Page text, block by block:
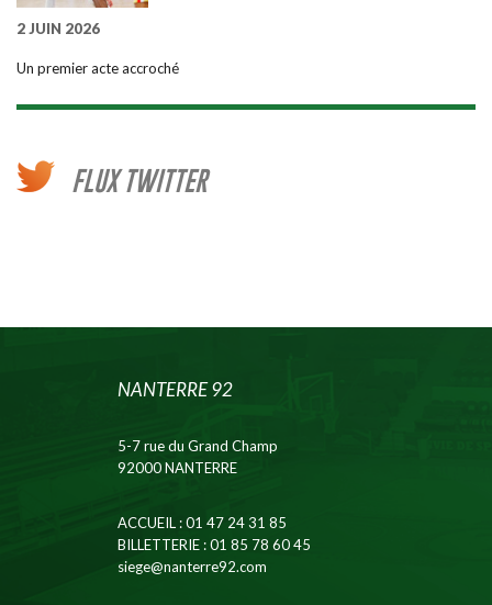
2 JUIN 2026
Un premier acte accroché
FLUX TWITTER
NANTERRE 92
5-7 rue du Grand Champ
92000 NANTERRE
ACCUEIL: 01 47 24 31 85
BILLETTERIE: 01 85 78 60 45
siege@nanterre92.com